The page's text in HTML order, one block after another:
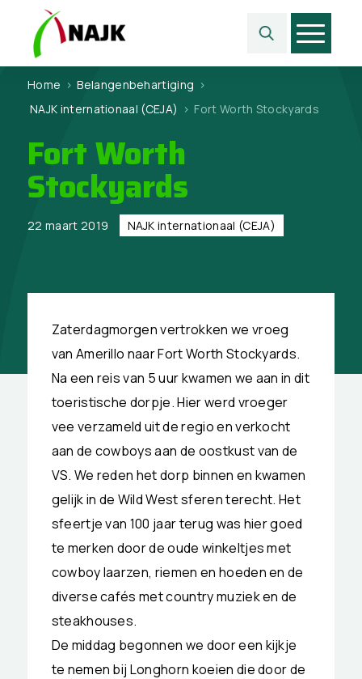
Home > Belangen­behartiging >
NAJK internationaal (CEJA) > Fort Worth Stockyards
Fort Worth
Stockyards
22 maart 2019 NAJK internationaal (CEJA)
Zaterdagmorgen vertrokken we vroeg
van Amerillo naar Fort Worth Stockyards.
Na een reis van 5 uur kwamen we aan in dit
toeristische dorpje. Hier werd vroeger
vee verzameld uit de regio en verkocht
aan de cowboys aan de oostkust van de
VS. We reden het dorp binnen en kwamen
gelijk in de Wild West sferen terecht. Het
sfeertje van 100 jaar terug was hier goed
te merken door de oude winkeltjes met
cowboy laarzen, riemen en hoeden en de
diverse cafés met country muziek en de
steakhouses.
De middag begonnen we door een kijkje
te nemen bij Longhorn koeien die door de